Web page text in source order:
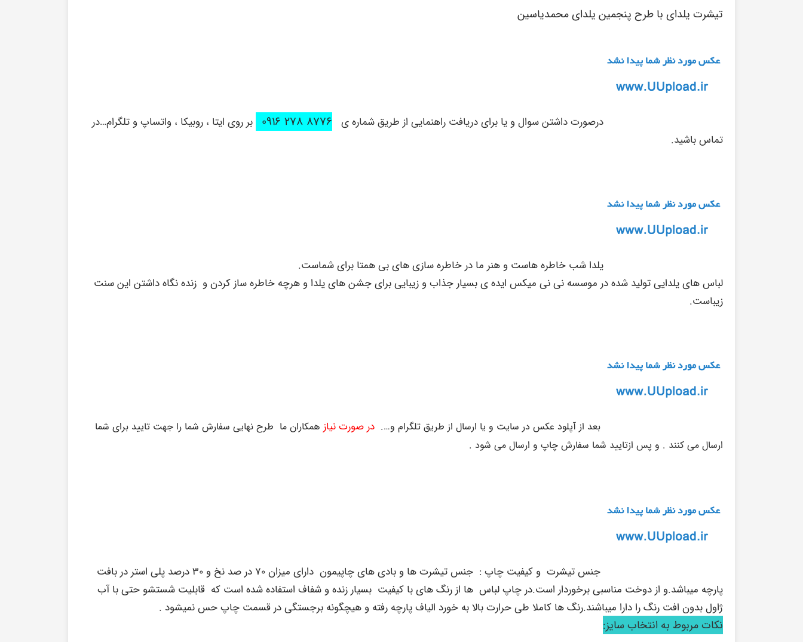
تیشرت یلدای با طرح پنجمین یلدای محمدیاسین
درصورت داشتن سوال و یا برای دریافت راهنمایی از طریق شماره ی ۸۷۷۶ ۲۷۸ ۰۹۱۶
بر روی ایتا ، روبیکا ، واتساپ و تلگرام…در
تماس باشید.
یلدا شب خاطره هاست و هنر ما در خاطره سازی های بی همتا برای شماست.
لباس های یلدایی تولید شده در موسسه نی نی میکس ایده ی بسیار جذاب و زیبایی برای جشن های یلدا و هرچه خاطره ساز کردن و زنده نگاه داشتن این سنت
زیباست.
بعد از آپلود عکس در سایت و یا ارسال از طریق تلگرام و…. در صورت نیاز همکاران ما طرح نهایی سفارش شما را جهت تایید برای شما
ارسال می کنند . و پس ازتایید شما سفارش چاپ و ارسال می شود .
جنس تیشرت و کیفیت چاپ :
جنس تیشرت ها و بادی های چاپیمون دارای میزان ۷۰ در صد نخ و ۳۰ درصد پلی استر در بافت
پارچه میباشد.و از دوخت مناسبی برخوردار است.در چاپ لباس ها از رنگ های با کیفیت بسیار زنده و شفاف استفاده شده است که قابلیت شستشو حتی با آب
ژاول بدون افت رنگ را دارا میباشند.رنگ ها کاملا طی حرارت بالا به خورد الیاف پارچه رفته و هیچگونه برجستگی در قسمت چاپ حس نمیشود .
نکات مربوط به انتخاب سایز: